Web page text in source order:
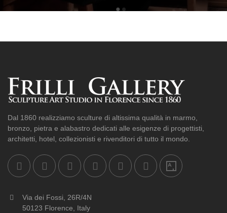
Dal 1860 realizziamo sculture di altissima qualità in marmo,
bronzo, pietra e alabastro dedicati alle esigenze di progettisti,
architetti, hotel, collezionisti e rivenditori di tutto il mondo.
Via dei Fossi, 26R/4N
50123 Florence, Italy